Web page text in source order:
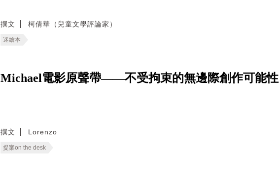
撰文 柯倩華（兒童文學評論家）
迷繪本
Michael電影原聲帶——不受拘束的無邊際創作可能性
撰文 Lorenzo
提案on the desk